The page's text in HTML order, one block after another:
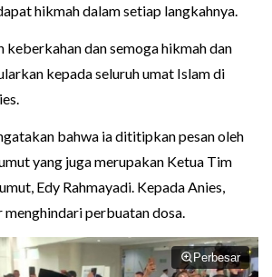
hikmah dalam setiap langkahnya.
keberkahan dan semoga hikmah dan
kepada seluruh umat Islam di
bahwa ia dititipkan pesan oleh
yang juga merupakan Ketua Tim
Edy Rahmayadi. Kepada Anies,
menghindari perbuatan dosa.
Perbesar